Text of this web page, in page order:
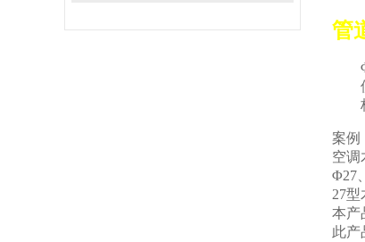
管
使
杨
案例
空调
Φ27
27型
本产
此产